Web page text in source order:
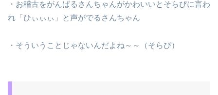
・お稽古をがんばるさんちゃんがかわいいとそらぴに言わ
れ「ひぃぃぃ」と声がでるさんちゃん
・そういうことじゃないんだよね～～（そらぴ）